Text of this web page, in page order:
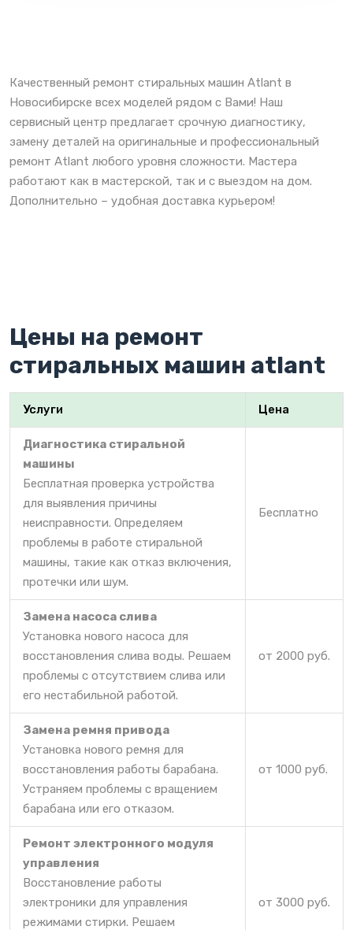
Качественный ремонт стиральных машин Atlant в
Новосибирске всех моделей рядом с Вами! Наш
сервисный центр предлагает срочную диагностику,
замену деталей на оригинальные и профессиональный
ремонт Atlant любого уровня сложности. Мастера
работают как в мастерской, так и с выездом на дом.
Дополнительно – удобная доставка курьером!
Цены на ремонт
стиральных машин atlant
Услуги Цена
Диагностика стиральной
машины
Бесплатная проверка устройства
для выявления причины
неисправности. Определяем
проблемы в работе стиральной
машины, такие как отказ включения,
протечки или шум.
Бесплатно
Замена насоса слива
Установка нового насоса для
восстановления слива воды. Решаем
проблемы с отсутствием слива или
его нестабильной работой.
от 2000 руб.
Замена ремня привода
Установка нового ремня для
восстановления работы барабана.
Устраняем проблемы с вращением
барабана или его отказом.
от 1000 руб.
Ремонт электронного модуля
управления
Восстановление работы
электроники для управления
режимами стирки. Решаем
от 3000 руб.